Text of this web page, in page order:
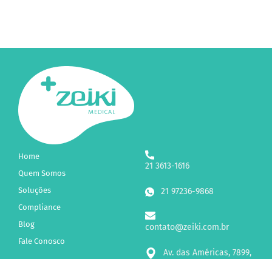
Home
Quem Somos
Soluções
Compliance
Blog
Fale Conosco
21 3613-1616
21 97236-9868
contato@zeiki.com.br
Av. das Américas, 7899,